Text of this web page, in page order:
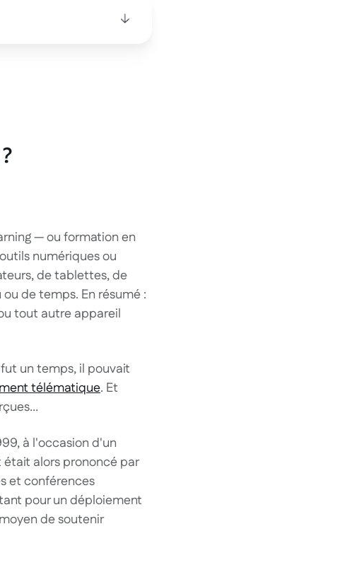
— ou formation en
numériques ou
de tablettes, de
de temps. En résumé :
tout autre appareil
un temps, il pouvait
télématique. Et
à l'occasion d'un
était alors prononcé par
et conférences
pour un déploiement
de soutenir